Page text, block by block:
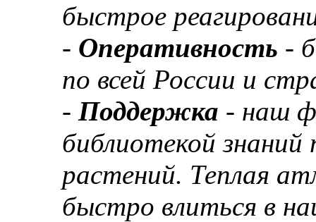
быстрое
- Оперативность -
по всей России и
- Поддержка - наш
библиотекой
растений. Теплая
быстро влиться в